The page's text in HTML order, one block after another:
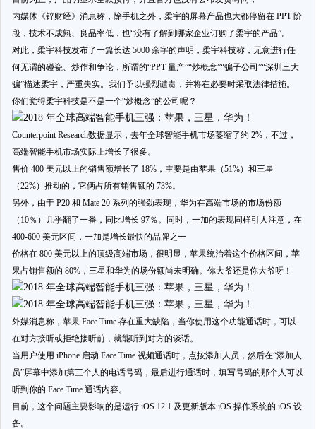
内媒体《锌财经》消息称，除手机之外，柔宇的屏幕产品也大都停留在 PPT 阶
段，技术不成熟、良品率低，也“没有了解到哪家企业订购了柔宇的产品”。
对此，柔宇科技发布了一篇长达 5000 余字的声明，柔宇科技称，无意进行任
何无谓的碰瓷、炒作和争论，所谓的“PPT 量产”“炒概念”“骗子公司”“深圳三大
骗”描述柔宇，严重失实。我们予以强烈谴责，并将在必要时采取法律措施。
你们觉得柔宇科技是不是一个“炒概念”的公司呢？
Counterpoint Research数据显示，去年全球智能手机市场萎缩了约 2%，不过，
高端智能手机市场实际上增长了很多。
售价 400 美元以上的销售额增长了 18%，主要是由苹果（51%）和三星
（22%）推动的，它俩占所有销售额的 73%。
另外，由于 P20 和 Mate 20 系列的强劲表现，华为在高端市场的市场份额
（10％）几乎翻了一番，同比增长 97％。同时，一加的表现同样引人注意，在
400-600 美元区间，一加是增长最快的品牌之一
价格在 800 美元以上的顶级高端市场，很明显，苹果统治着这个价格区间，苹
果占销售额的 80%，三星和华为的场份额尚未明确。你大爷还是你大爷呀！
外媒消息称，苹果 Face Time 存在重大缺陷，当你使用这个功能通话时，可以
在对方接听或拒绝接听前，就能听到对方的谈话。
当用户使用 iPhone 启动 Face Time 视频通话时，点按添加人员，然后在“添加人
员”屏幕中添加第三个人的电话号码，最后进行通话时，填写号码的那个人可以
听到你的 Face Time 通话内容。
目前，这个问题主要影响的是运行 iOS 12.1 及更新版本 iOS 操作系统的 iOS 设
备。